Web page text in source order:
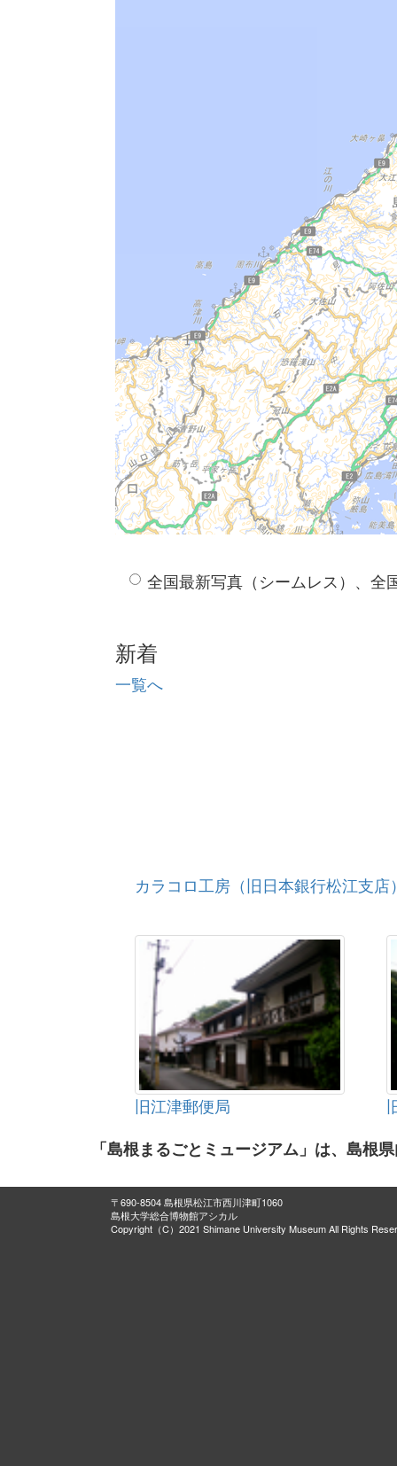
全国最新写真（シームレス）、全
新着
一覧へ
カラコロ工房（旧日本銀行松江支店
旧江津郵便局
「島根まるごとミュージアム」は、島根
〒690-8504 島根県松江市西川津町1060
島根大学総合博物館アシカル
Copyright（C）2021 Shimane University Museum All Rights